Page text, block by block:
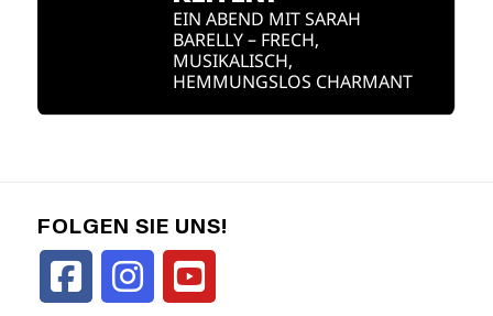
EIN ABEND MIT SARAH
BARELLY – FRECH,
MUSIKALISCH,
HEMMUNGSLOS CHARMANT
FOLGEN SIE UNS!